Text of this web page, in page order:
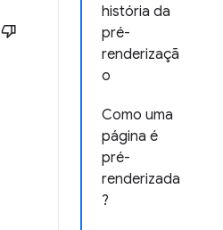
história da
pré-
renderizaçã
o
Como uma
página é
pré-
renderizada
?